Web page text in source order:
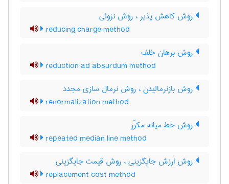
روش کاهش پذیر ، روش نزولی
reducing charge method
روش برهان خلف
reduction ad absurdum method
روش بازنرمالیدن ، روش نرمال سازی مجدد
renormalization method
روش خط میانه مکرّر
repeated median line method
روش ارزش جایگزینی ، روش قیمت جایگزینی
replacement cost method